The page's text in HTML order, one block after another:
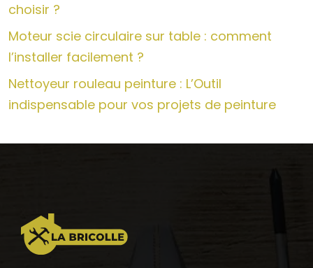
choisir ?
Moteur scie circulaire sur table : comment
l’installer facilement ?
Nettoyeur rouleau peinture : L’Outil
indispensable pour vos projets de peinture